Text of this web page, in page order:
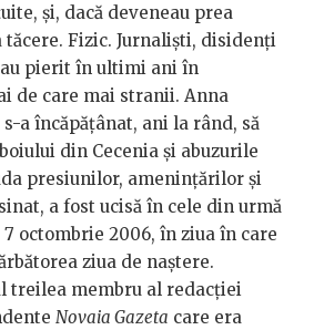
și, dacă deveneau prea
Fizic. Jurnaliști, disidenți
pierit în ultimi ani în
de care mai stranii. Anna
a încăpățânat, ani la rând, să
din Cecenia și abuzurile
presiunilor, amenințărilor și
a fost ucisă în cele din urmă
octombrie 2006, în ziua în care
ziua de naștere.
treilea membru al redacției
Novaia Gazeta care era